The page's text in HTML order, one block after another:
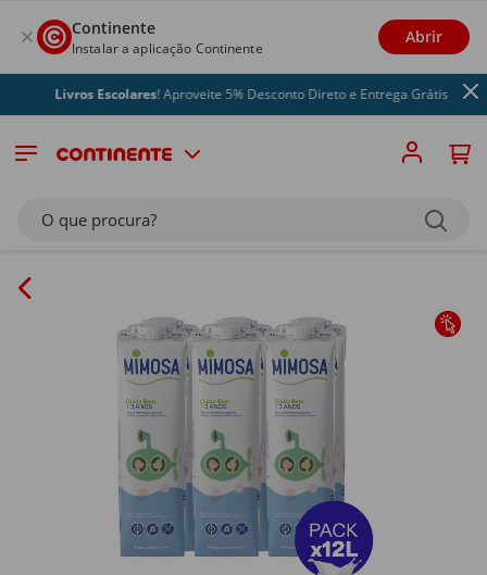
Continente
Instalar a aplicação Continente
Abrir
Livros Escolares! Aproveite 5% Desconto Direto e Entrega Grátis
O que procura?